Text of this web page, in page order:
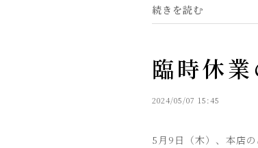
続きを読む
臨時休
2024/05/07 15:45
5月9日（木）、本店